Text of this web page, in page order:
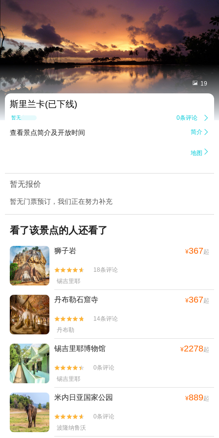
 19
斯里兰卡(已下线)
暂无点评 0条评论 
查看景点简介及开放时间 简介 
地图 
暂无报价
暂无门票预订，我们正在努力补充
看了该景点的人还看了
狮子岩 ¥367起


18条评论
锡吉里耶
丹布勒石窟寺 ¥367起


14条评论
丹布勒
锡吉里耶博物馆 ¥2278起


0条评论
锡吉里耶
米内日亚国家公园 ¥889起


0条评论
波隆纳鲁沃
